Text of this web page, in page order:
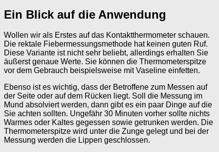
Ein Blick auf die Anwendung
Wollen wir als Erstes auf das Kontaktthermometer schauen.
Die rektale Fiebermessungsmethode hat keinen guten Ruf.
Diese Variante ist nicht sehr beliebt, allerdings erhalten Sie
äußerst genaue Werte. Sie können die Thermometerspitze
vor dem Gebrauch beispielsweise mit Vaseline einfetten.
Ebenso ist es wichtig, dass der Betroffene zum Messen auf
der Seite oder auf dem Rücken liegt. Soll die Messung im
Mund absolviert werden, dann gibt es ein paar Dinge auf die
Sie achten sollten. Ungefähr 30 Minuten vorher sollte nichts
Warmes oder Kaltes gegessen sowie getrunken werden. Die
Thermometerspitze wird unter die Zunge gelegt und bei der
Messung werden die Lippen geschlossen.